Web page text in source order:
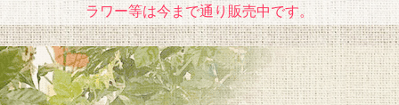
ラワー等は今まで通り販売中です。